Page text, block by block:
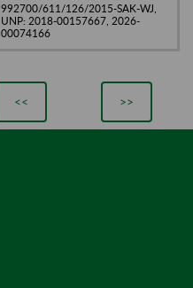
992700/611/126/2015-SAK-WJ,
UNP: 2018-00157667, 2026-
00074166
<< >>